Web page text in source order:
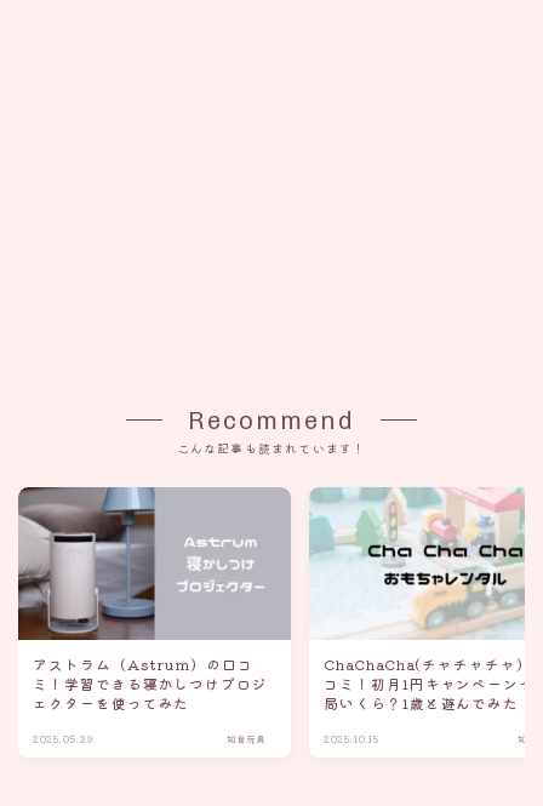
Recommend
こんな記事も読まれています！
アストラム（Astrum）の口コ
ミ！学習できる寝かしつけプロジ
ェクターを使ってみた
2025.05.29 知育玩具
ChaChaCha(チャチャチャ）
コミ！初月1円キャンペーンっ
局いくら？1歳と遊んでみた
2025.10.15 知育